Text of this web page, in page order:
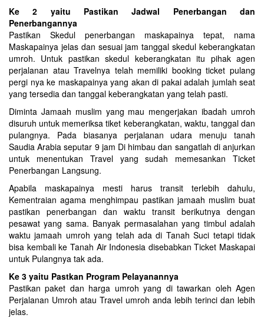
Ke 2 yaitu Pastikan Jadwal Penerbangan dan
Penerbangannya
Pastikan Skedul penerbangan maskapainya tepat, nama
Maskapainya jelas dan sesuai jam tanggal skedul keberangkatan
umroh. Untuk pastikan skedul keberangkatan itu pihak agen
perjalanan atau Travelnya telah memiliki booking ticket pulang
pergi nya ke maskapainya yang akan di pakai adalah jumlah seat
yang tersedia dan tanggal keberangkatan yang telah pasti.
Diminta Jamaah muslim yang mau mengerjakan ibadah umroh
disuruh untuk memeriksa tiket keberangkatan, waktu, tanggal dan
pulangnya. Pada biasanya perjalanan udara menuju tanah
Saudia Arabia seputar 9 jam Di himbau dan sangatlah di anjurkan
untuk menentukan Travel yang sudah memesankan Ticket
Penerbangan Langsung.
Apabila maskapainya mesti harus transit terlebih dahulu,
Kementraian agama menghimpau pastikan jamaah muslim buat
pastikan penerbangan dan waktu transit berikutnya dengan
pesawat yang sama. Banyak permasalahan yang timbul adalah
waktu jamaah umroh yang telah ada di Tanah Suci tetapi tidak
bisa kembali ke Tanah Air Indonesia disebabkan Ticket Maskapai
untuk Pulangnya tak ada.
Ke 3 yaitu Pastkan Program Pelayanannya
Pastikan paket dan harga umroh yang di tawarkan oleh Agen
Perjalanan Umroh atau Travel umroh anda lebih terinci dan lebih
jelas.